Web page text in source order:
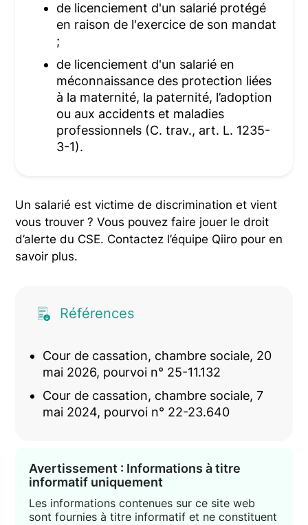
de licenciement d'un salarié protégé
en raison de l'exercice de son mandat
;
de licenciement d'un salarié en
méconnaissance des protection liées
à la maternité, la paternité, l’adoption
ou aux accidents et maladies
professionnels (C. trav., art. L. 1235-
3-1).
Un salarié est victime de discrimination et vient
vous trouver ? Vous pouvez faire jouer le droit
d’alerte du CSE. Contactez l’équipe Qiiro pour en
savoir plus.
Références
Cour de cassation, chambre sociale, 20
mai 2026, pourvoi n° 25-11.132
Cour de cassation, chambre sociale, 7
mai 2024, pourvoi n° 22-23.640
Avertissement : Informations à titre
informatif uniquement
Les informations contenues sur ce site web
sont fournies à titre informatif et ne constituent